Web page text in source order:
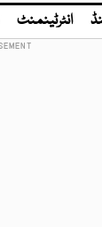
انٹرٹینمنٹ